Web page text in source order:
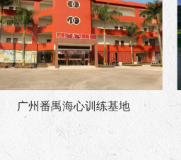
广州番禺海心训练基地